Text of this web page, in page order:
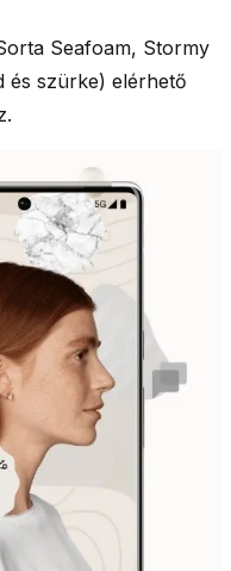
Seafoam, Stormy
és szürke) elérhető